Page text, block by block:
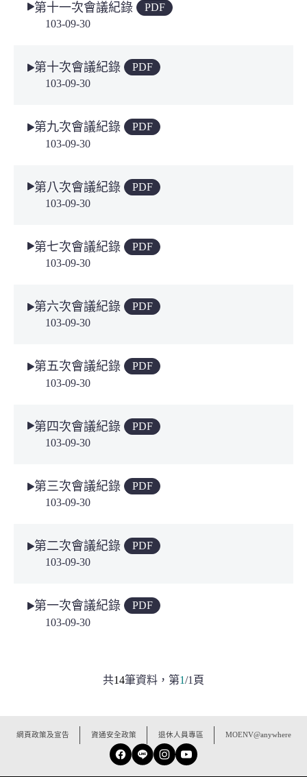
103-09-30
第十一次會議紀錄 PDF
103-09-30
第十次會議紀錄 PDF
103-09-30
第九次會議紀錄 PDF
103-09-30
第八次會議紀錄 PDF
103-09-30
第七次會議紀錄 PDF
103-09-30
第六次會議紀錄 PDF
103-09-30
第五次會議紀錄 PDF
103-09-30
第四次會議紀錄 PDF
103-09-30
第三次會議紀錄 PDF
103-09-30
第二次會議紀錄 PDF
103-09-30
第一次會議紀錄 PDF
共14筆資料， 第1/1 頁
網頁政策及宣告 資通安全政策 退休人員專區 MOENV@anywhere
Facebook
LineInstagram
YouTube